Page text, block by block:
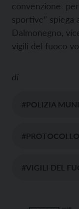
convenzione per
sportive” spiega
Dalmonegno,
vigili del fuoco
di
#POLIZIA
#VIGILI DEL